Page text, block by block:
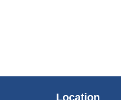
Location